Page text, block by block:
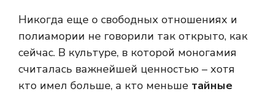
Никогда еще о свободных отношениях и
полиамории не говорили так открыто, как
сейчас. В культуре, в которой моногамия
считалась важнейшей ценностью – хотя
кто имел больше, а кто меньше тайные